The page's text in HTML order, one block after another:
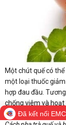
Một chút quế có
một loại thuốc
hợp đau đầu.
chống viêm và
đau đầu do căng
Đã kết nối EMC